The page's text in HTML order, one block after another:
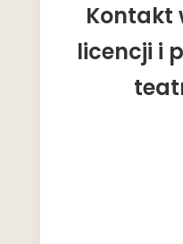
Kontakt
licencji i